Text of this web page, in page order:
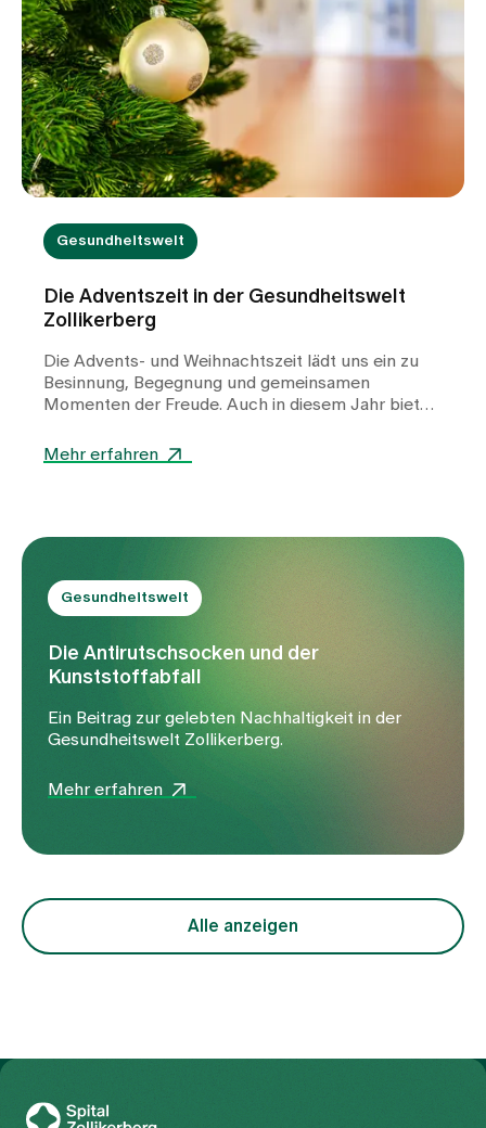
weiterführende Abklärung durch einen
Nephrologen in einer spezialisierten Sprechstunde
sinnvoll. So können mögliche
Stoffwechselstörungen erkannt und gezielt
behandelt werden, um das Risiko für erneute
Steinbildungen zu verringern.
Gesundheitswelt
Die Adventszeit in der Gesundheitswelt
Zollikerberg
Die Advents- und Weihnachtszeit lädt uns ein zu
Besinnung, Begegnung und gemeinsamen
Momenten der Freude. Auch in diesem Jahr bieten
spiritueller, musikalischer und gemeinschaftlicher
Anlässe.
Mehr erfahren
Gesundheitswelt
Die Antirutschsocken und der
Kunststoffabfall
Ein Beitrag zur gelebten Nachhaltigkeit in der
Gesundheitswelt Zollikerberg.
Mehr erfahren
Alle anzeigen